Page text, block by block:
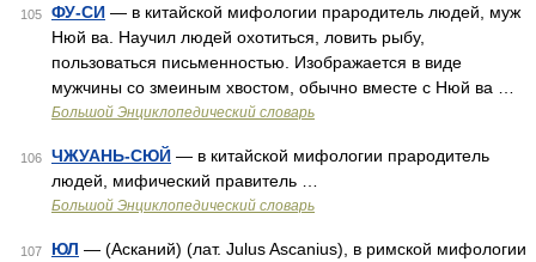
105 ФУ-СИ — в китайской мифологии прародитель людей, муж
Нюй ва. Научил людей охотиться, ловить рыбу,
пользоваться письменностью. Изображается в виде
мужчины со змеиным хвостом, обычно вместе с Нюй ва …
Большой Энциклопедический словарь
106 ЧЖУАНЬ-СЮЙ — в китайской мифологии прародитель
людей, мифический правитель …
Большой Энциклопедический словарь
107 ЮЛ — (Асканий) (лат. Julus Ascanius), в римской мифологии